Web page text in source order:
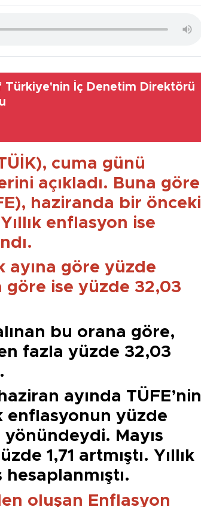
Türkiye'nin İç Denetim Direktörü
cuma günü
açıkladı. Buna göre
haziranda bir önceki
enflasyon ise
ayına göre yüzde
göre ise yüzde 32,03
bu orana göre,
fazla yüzde 32,03
ayında TÜFE’nin
enflasyonun yüzde
Mayıs
1,71 artmıştı. Yıllık
oluşan Enflasyon